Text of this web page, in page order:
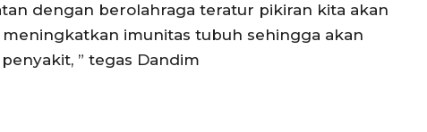
dengan berolahraga teratur pikiran kita akan
imunitas tubuh sehingga akan
” tegas Dandim